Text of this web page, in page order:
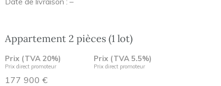
Appartement 2 pièces (1 lot)
Prix (TVA 20%)
Prix direct promoteur
177 900 €
Prix (TVA 5.5%)
Prix direct promoteur